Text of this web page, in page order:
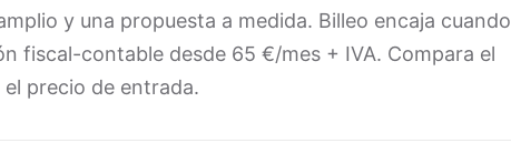
y una propuesta a medida. Billeo encaja cuando
fiscal-contable desde 65 €/mes + IVA. Compara el
precio de entrada.